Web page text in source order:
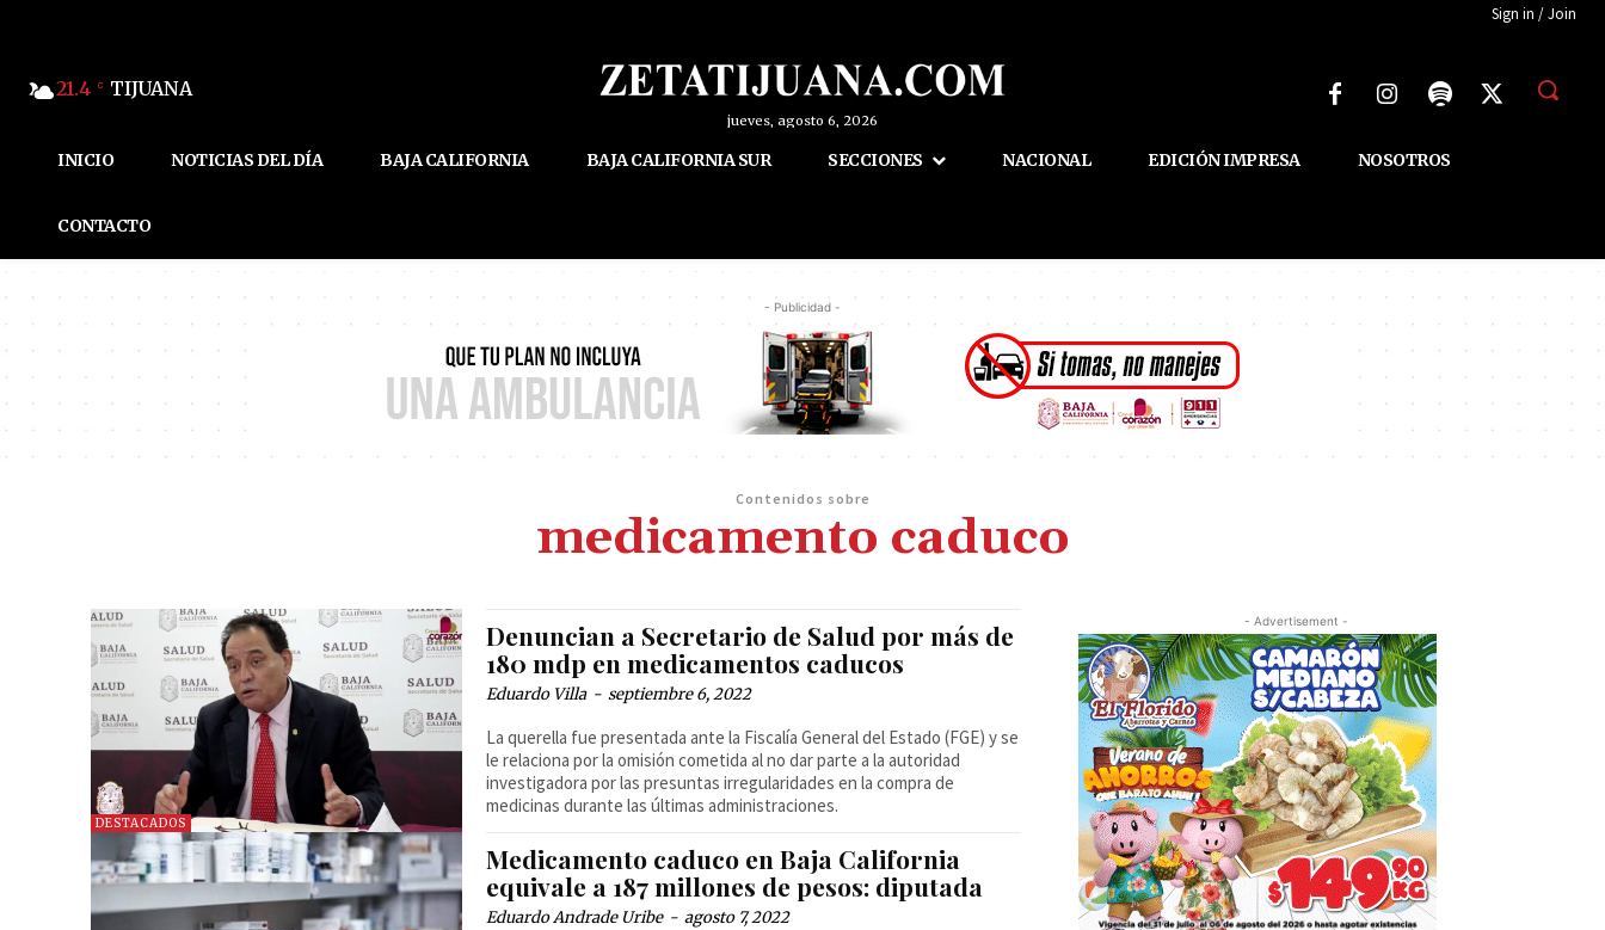
Sign in / Join
21.4 C TIJUANA
jueves, agosto 6, 2026
INICIO NOTICIAS DEL DÍA BAJA CALIFORNIA BAJA CALIFORNIA SUR SECCIONES NACIONAL EDICIÓN IMPRESA NOSOTROS
CONTACTO
- Publicidad -
Contenidos sobre
medicamento caduco
DESTACADOS
Denuncian a Secretario de Salud por más de
180 mdp en medicamentos caducos
Eduardo Villa - septiembre 6, 2022
La querella fue presentada ante la Fiscalía General del Estado (FGE) y se
le relaciona por la omisión cometida al no dar parte a la autoridad
investigadora por las presuntas irregularidades en la compra de
medicinas durante las últimas administraciones.
Medicamento caduco en Baja California
equivale a 187 millones de pesos: diputada
Eduardo Andrade Uribe - agosto 7, 2022
- Advertisement -